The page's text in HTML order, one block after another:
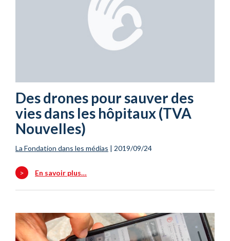
Des drones pour sauver des
vies dans les hôpitaux (TVA
Nouvelles)
La Fondation dans les médias | 2019/09/24
> En savoir plus…